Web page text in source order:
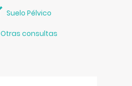
Suelo Pélvico
Otras consultas